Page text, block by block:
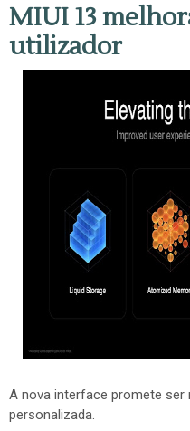
MIUI 13
utilizador
A nova interface promete ser
personalizada.